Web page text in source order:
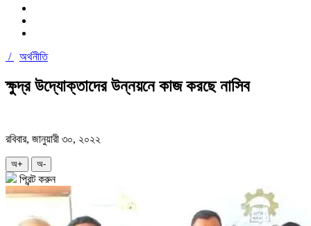
/ অর্থনীতি
ক্ষুদ্র উদ্যোক্তাদের উন্নয়নে কাজ করছে নাসিব
রবিবার, জানুয়ারী ৩০, ২০২২
অ+ অ-
প্রিন্ট করুন